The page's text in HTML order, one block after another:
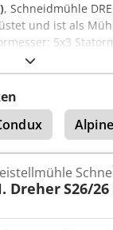
, Schneidmühle
und ist als
5x3
Mit Rolleneinzug
DreherS26/26